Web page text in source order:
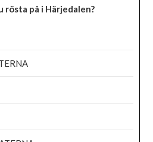
rösta på i Härjedalen?